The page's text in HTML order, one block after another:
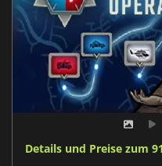
Details und Preise zum